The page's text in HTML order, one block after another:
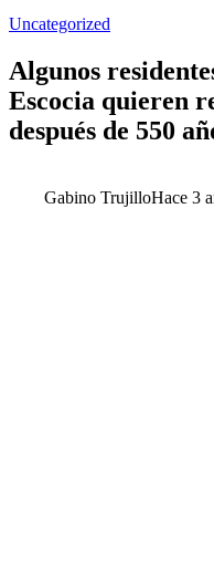
Uncategorized
Algunos
Escocia quieren
después de 550
Gabino TrujilloHace 3